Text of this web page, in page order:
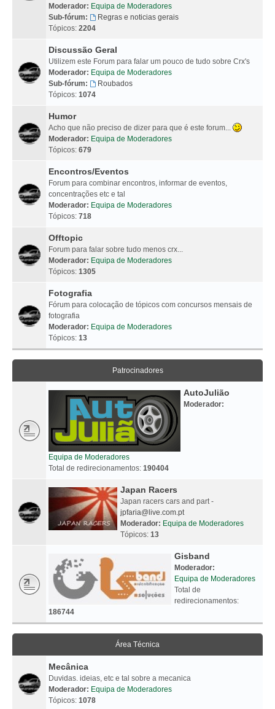
Moderador: Equipa de Moderadores
Sub-fórum:
Regras e noticias gerais
Tópicos: 2204
Discussão Geral
Utilizem este Forum para falar um pouco de tudo sobre Crx's
Moderador: Equipa de Moderadores
Sub-fórum:
Roubados
Tópicos: 1074
Humor
Acho que não preciso de dizer para que é este forum...
Moderador: Equipa de Moderadores
Tópicos: 679
Encontros/Eventos
Forum para combinar encontros, informar de eventos,
concentrações etc e tal
Moderador: Equipa de Moderadores
Tópicos: 718
Offtopic
Forum para falar sobre tudo menos crx...
Moderador: Equipa de Moderadores
Tópicos: 1305
Fotografia
Fórum para colocação de tópicos com concursos mensais de
fotografia
Moderador: Equipa de Moderadores
Tópicos: 13
Patrocinadores
AutoJulião
Moderador:
Equipa de Moderadores
Total de redirecionamentos: 190404
Japan Racers
Japan racers cars and part -
jpfaria@live.com.pt
Moderador: Equipa de Moderadores
Tópicos: 13
Gisband
Moderador:
Equipa de Moderadores
Total de
redirecionamentos:
186744
Área Técnica
Mecânica
Duvidas. ideias, etc e tal sobre a mecanica
Moderador: Equipa de Moderadores
Tópicos: 1078